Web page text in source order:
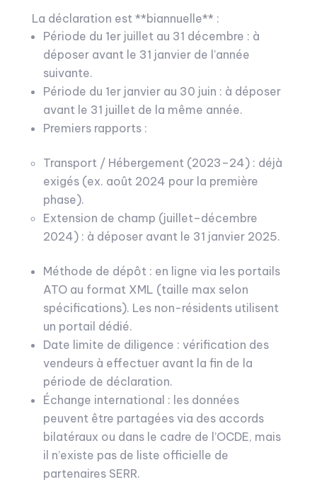
La déclaration est **biannuelle** :
Période du 1er juillet au 31 décembre : à
déposer avant le 31 janvier de l’année
suivante.
Période du 1er janvier au 30 juin : à déposer
avant le 31 juillet de la même année.
Premiers rapports :
Transport / Hébergement (2023–24) : déjà
exigés (ex. août 2024 pour la première
phase).
Extension de champ (juillet–décembre
2024) : à déposer avant le 31 janvier 2025.
Méthode de dépôt : en ligne via les portails
ATO au format XML (taille max selon
spécifications). Les non-résidents utilisent
un portail dédié.
Date limite de diligence : vérification des
vendeurs à effectuer avant la fin de la
période de déclaration.
Échange international : les données
peuvent être partagées via des accords
bilatéraux ou dans le cadre de l’OCDE, mais
il n’existe pas de liste officielle de
partenaires SERR.